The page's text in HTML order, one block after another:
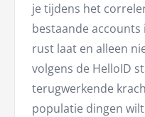
je tijdens het
bestaande
rust laat en alleen
volgens de HelloID
terugwerkende
populatie dingen